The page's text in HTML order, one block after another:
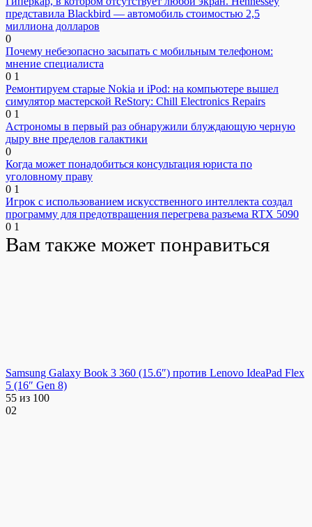
представила Blackbird — автомобиль стоимостью 2,5
миллиона долларов
0
Почему небезопасно засыпать с мобильным телефоном:
мнение специалиста
0 1
Ремонтируем старые Nokia и iPod: на компьютере вышел
симулятор мастерской ReStory: Chill Electronics Repairs
0 1
Астрономы в первый раз обнаружили блуждающую черную
дыру вне пределов галактики
0
Когда может понадобиться консультация юриста по
уголовному праву
0 1
Игрок с использованием искусственного интеллекта создал
программу для предотвращения перегрева разъема RTX 5090
0 1
Вам также может понравиться
Samsung Galaxy Book 3 360 (15.6″) против Lenovo IdeaPad Flex
5 (16″ Gen 8)
55 из 100
02